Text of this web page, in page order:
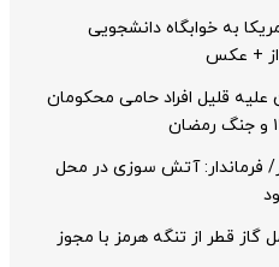
به خوابگاه دانشجویی
+ عکس
علیه قلیل افراد حامی محکومان
فرماندار: آتش سوزی در محل
قطر از تنگه هرمز با مجوز